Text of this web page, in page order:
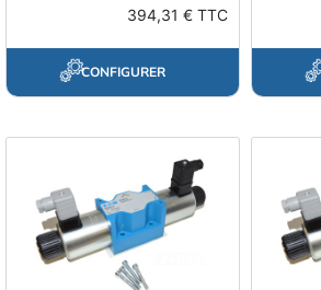
394,31 € TTC
CONFIGURER